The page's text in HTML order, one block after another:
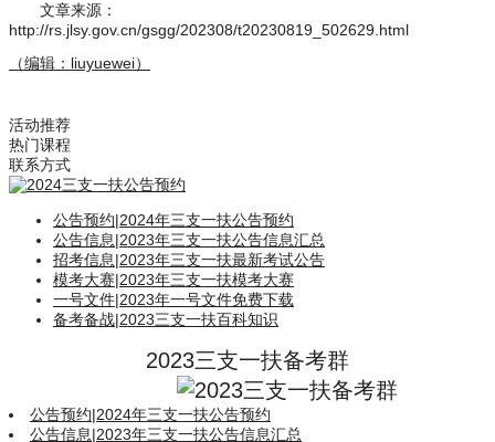
文章来源：
http://rs.jlsy.gov.cn/gsgg/202308/t20230819_502629.html
（编辑：liuyuewei）
活动推荐
热门课程
联系方式
公告预约|2024年三支一扶公告预约
公告信息|2023年三支一扶公告信息汇总
招考信息|2023年三支一扶最新考试公告
模考大赛|2023年三支一扶模考大赛
一号文件|2023年一号文件免费下载
备考备战|2023三支一扶百科知识
2023三支一扶备考群
公告预约|2024年三支一扶公告预约
公告信息|2023年三支一扶公告信息汇总